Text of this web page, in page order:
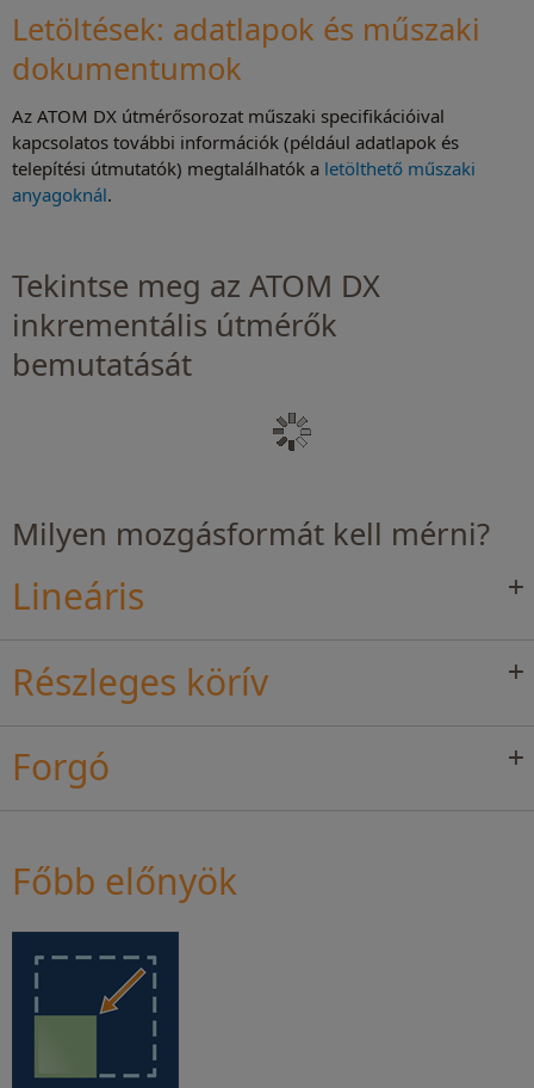
Letöltések: adatlapok és műszaki
dokumentumok
Az ATOM DX útmérősorozat műszaki specifikációival
kapcsolatos további információk (például adatlapok és
telepítési útmutatók) megtalálhatók a letölthető műszaki
anyagoknál.
Tekintse meg az ATOM DX
inkrementális útmérők
bemutatását
Milyen mozgásformát kell mérni?
Lineáris
Részleges körív
Forgó
Főbb előnyök